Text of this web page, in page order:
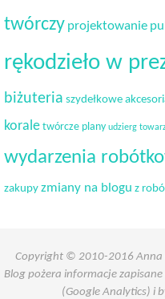
twórczy projektowanie
rękodzieło w
biżuteria szydełkowe
korale twórcze plany udzierg
wydarzenia
zakupy zmiany na blogu z
Copyright © 2010-2016 Anna
Blog pożera informacje
(Google Analytics) i